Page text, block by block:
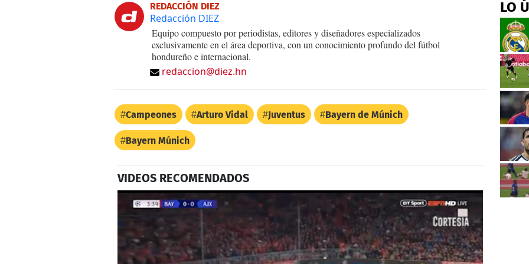
REDACCIÓN DIEZ
Redacción DIEZ
Equipo compuesto por periodistas, editores y diseñadores especializados
exclusivamente en el área deportiva, con un conocimiento profundo del fútbol
hondureño e internacional.
redaccion@diez.hn
Campeones Arturo Vidal Juventus Bayern de Múnich
Bayern Múnich
VIDEOS RECOMENDADOS
LO